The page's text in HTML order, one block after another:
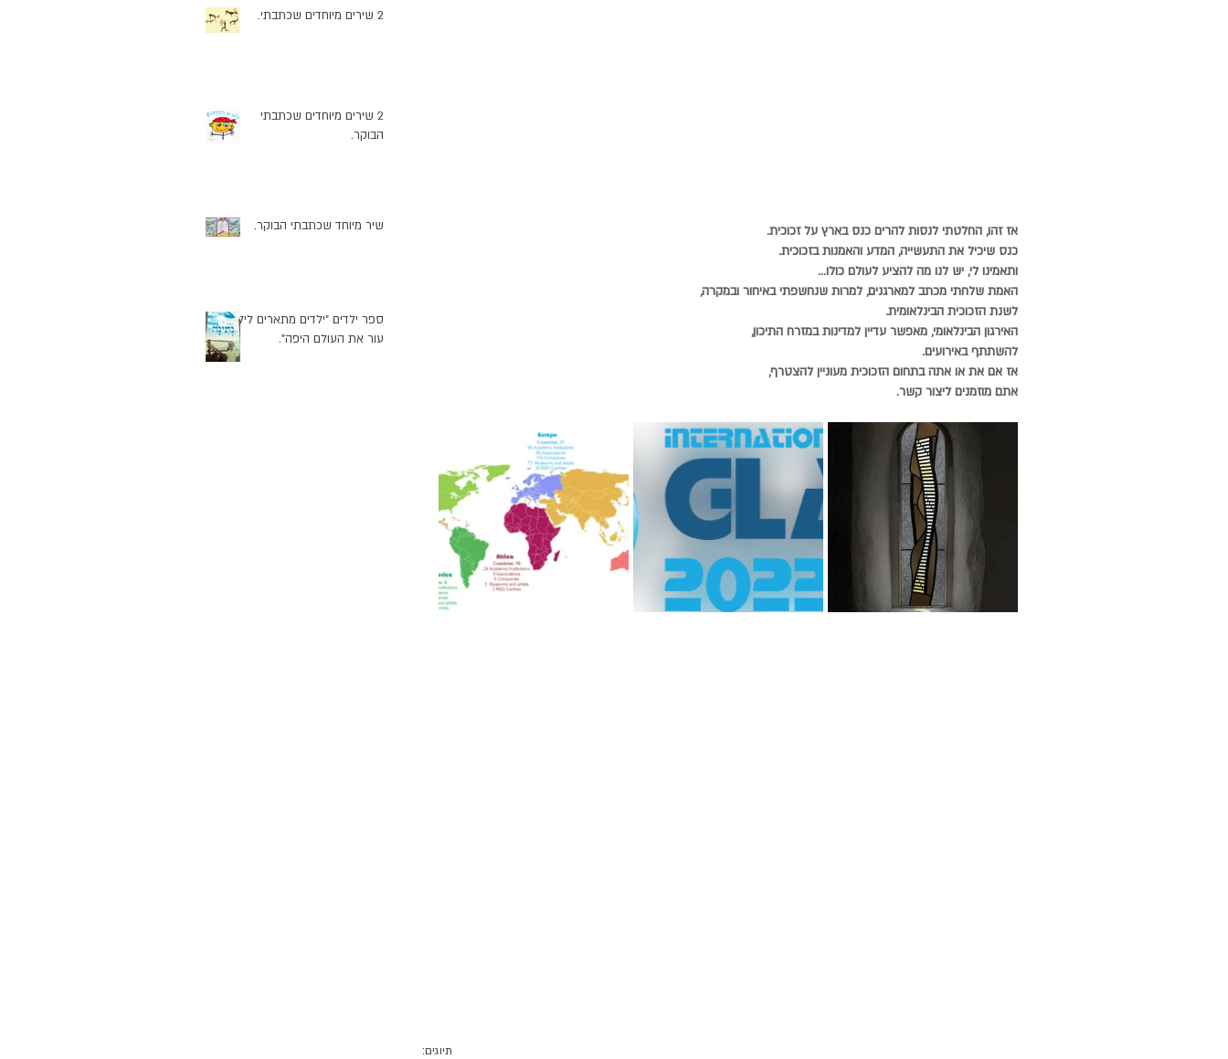
2 שירים מיוחדים שכתבתי.
2 שירים מיוחדים שכתבתי
הבוקר.
שיר מיוחד שכתבתי הבוקר.
ספר ילדים "ילדים מתארים לילד
עור את העולם היפה".
אז זהו, החלטתי לנסות להרים כנס בארץ על זכוכית.
כנס שיכיל את התעשייה, המדע והאמנות בזכוכית.
ותאמינו לי, יש לנו מה להציע לעולם כולו...
האמת שלחתי מכתב למארגנים, למרות שנחשפתי באיחור ובמקרה,
לשנת הזכוכית הבינלאומית.
האירגון הבינלאומי, מאפשר עדיין למדינות במזרח התיכון,
להשתתף באירועים.
אז אם את או אתה בתחום הזכוכית מעוניין להצטרף,
אתם מוזמנים ליצור קשר.
תיוגים: